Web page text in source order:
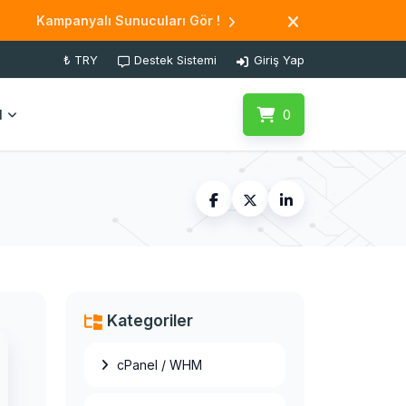
Kampanyalı Sunucuları Gör !
₺ TRY Destek Sistemi Giriş Yap
0
Kategoriler
cPanel / WHM